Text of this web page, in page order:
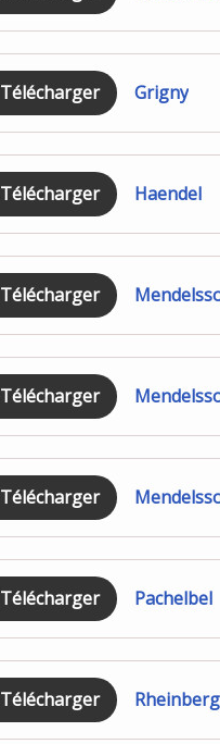
Télécharger Grigny
Télécharger Haendel
Télécharger
Télécharger
Télécharger
Télécharger Pachelbel
Télécharger